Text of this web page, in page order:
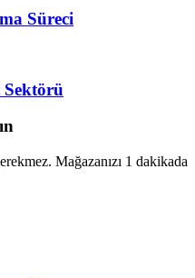
Süreci
Sektörü
Mağazanızı 1 dakikada